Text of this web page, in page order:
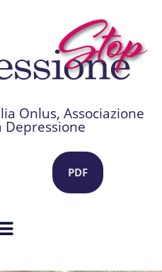
Onlus, Associazione
Depressione
PDF